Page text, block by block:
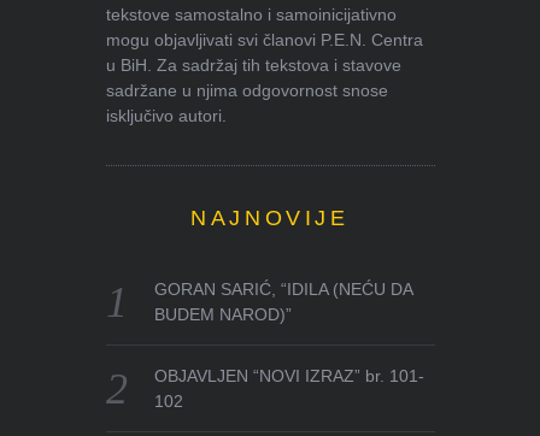
tekstove samostalno i samoinicijativno
mogu objavljivati svi članovi P.E.N. Centra
u BiH. Za sadržaj tih tekstova i stavove
sadržane u njima odgovornost snose
isključivo autori.
NAJNOVIJE
GORAN SARIĆ, “IDILA (NEĆU DA
BUDEM NAROD)”
OBJAVLJEN “NOVI IZRAZ” br. 101-
102